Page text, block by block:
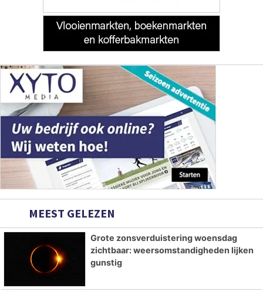
MEEST GELEZEN
Grote zonsverduistering woensdag
zichtbaar: weersomstandigheden lijken
gunstig